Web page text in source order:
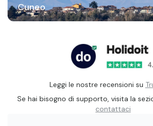
Cuneo
Leggi le nostre recensioni su
Se hai bisogno di supporto, visita la
contattaci